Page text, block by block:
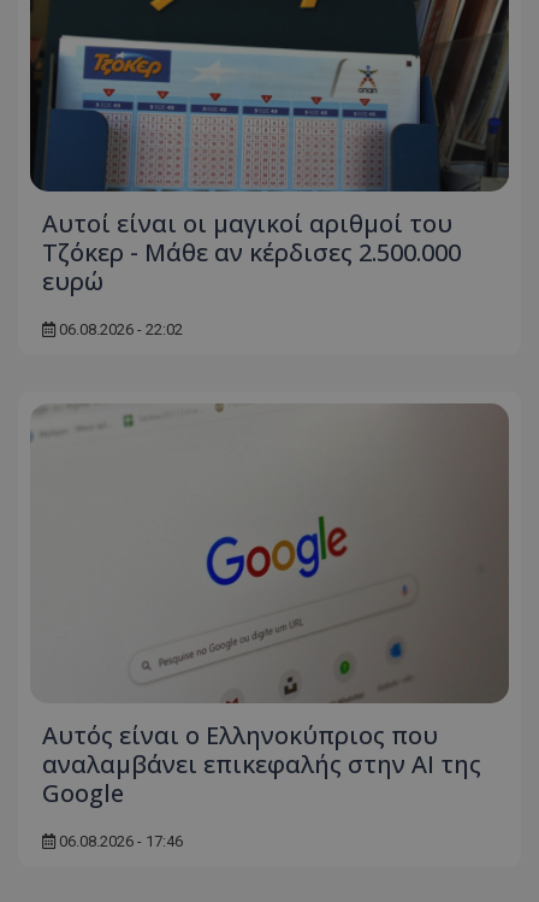
Αυτοί είναι οι μαγικοί αριθμοί του
Τζόκερ - Μάθε αν κέρδισες 2.500.000
ευρώ
06.08.2026 - 22:02
Αυτός είναι ο Ελληνοκύπριος που
αναλαμβάνει επικεφαλής στην ΑΙ της
Google
06.08.2026 - 17:46